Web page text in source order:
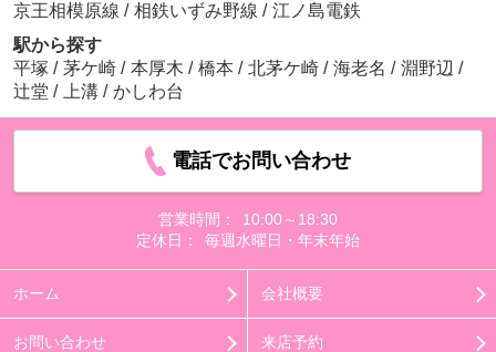
京王相模原線 / 相鉄いずみ野線 / 江ノ島電鉄
駅から探す
平塚 / 茅ケ崎 / 本厚木 / 橋本 / 北茅ケ崎 / 海老名 / 淵野辺 /
辻堂 / 上溝 / かしわ台
電話でお問い合わせ
営業時間：
10:00～18:30
定休日：
毎週水曜日・年末年始
ホーム 会社概要
お問い合わせ 来店予約